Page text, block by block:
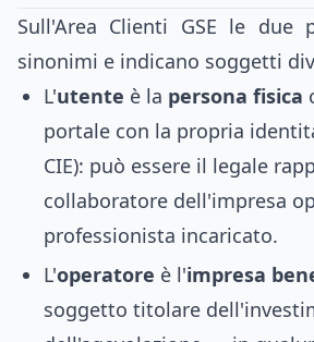
Sull'Area Clienti GSE le due
sinonimi e indicano soggetti
L'utente è la persona fisica
portale con la propria
CIE): può essere il legale
collaboratore dell'impresa
professionista incaricato.
L'operatore è l'impresa
soggetto titolare